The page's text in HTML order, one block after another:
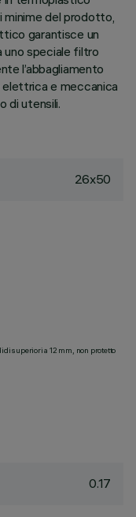
del prodotto,
garantisce un
speciale filtro
l’abbagliamento
e meccanica
di utensili.
26x50
superiori a 12 mm, non protetto
0.17